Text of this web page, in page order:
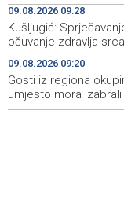
umjesto mora izabrali
09:17
Požar kod
terenu
09:09
U Stupama
predstavilo
09.08.2026 09:28
Kušljugić:
očuvanje zdravlja
09.08.2026 09:20
Gosti iz regiona
umjesto mora izabrali